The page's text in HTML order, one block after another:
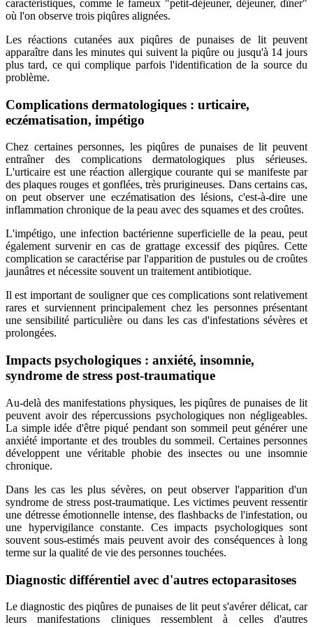
caractéristiques, comme le fameux "petit-déjeuner, déjeuner, dîner"
où l'on observe trois piqûres alignées.
Les réactions cutanées aux piqûres de punaises de lit peuvent
apparaître dans les minutes qui suivent la piqûre ou jusqu'à 14 jours
plus tard, ce qui complique parfois l'identification de la source du
problème.
Complications dermatologiques : urticaire,
eczématisation, impétigo
Chez certaines personnes, les piqûres de punaises de lit peuvent
entraîner des complications dermatologiques plus sérieuses.
L'urticaire est une réaction allergique courante qui se manifeste par
des plaques rouges et gonflées, très prurigineuses. Dans certains cas,
on peut observer une eczématisation des lésions, c'est-à-dire une
inflammation chronique de la peau avec des squames et des croûtes.
L'impétigo, une infection bactérienne superficielle de la peau, peut
également survenir en cas de grattage excessif des piqûres. Cette
complication se caractérise par l'apparition de pustules ou de croûtes
jaunâtres et nécessite souvent un traitement antibiotique.
Il est important de souligner que ces complications sont relativement
rares et surviennent principalement chez les personnes présentant
une sensibilité particulière ou dans les cas d'infestations sévères et
prolongées.
Impacts psychologiques : anxiété, insomnie,
syndrome de stress post-traumatique
Au-delà des manifestations physiques, les piqûres de punaises de lit
peuvent avoir des répercussions psychologiques non négligeables.
La simple idée d'être piqué pendant son sommeil peut générer une
anxiété importante et des troubles du sommeil. Certaines personnes
développent une véritable phobie des insectes ou une insomnie
chronique.
Dans les cas les plus sévères, on peut observer l'apparition d'un
syndrome de stress post-traumatique. Les victimes peuvent ressentir
une détresse émotionnelle intense, des flashbacks de l'infestation, ou
une hypervigilance constante. Ces impacts psychologiques sont
souvent sous-estimés mais peuvent avoir des conséquences à long
terme sur la qualité de vie des personnes touchées.
Diagnostic différentiel avec d'autres ectoparasitoses
Le diagnostic des piqûres de punaises de lit peut s'avérer délicat, car
leurs manifestations cliniques ressemblent à celles d'autres